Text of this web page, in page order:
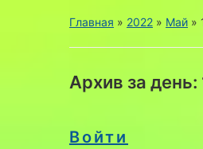
Главная » 2022 » Май »
Архив за день:
Войти